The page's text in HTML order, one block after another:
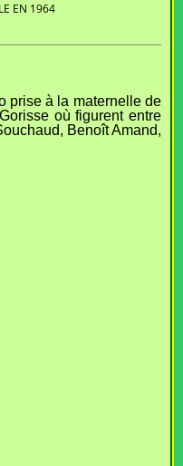
EN 1964
prise à la maternelle de
où figurent entre
Benoît Amand,